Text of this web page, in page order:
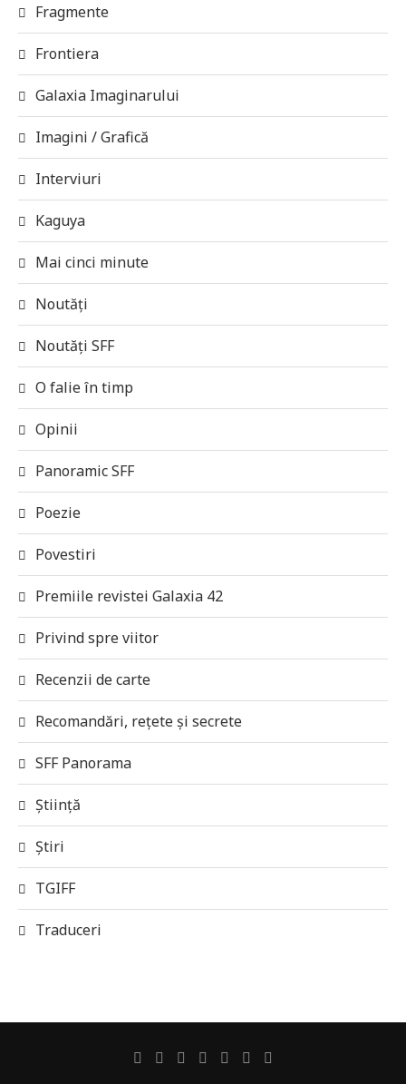
Fragmente
Frontiera
Galaxia Imaginarului
Imagini / Grafică
Interviuri
Kaguya
Mai cinci minute
Noutăți
Noutăți SFF
O falie în timp
Opinii
Panoramic SFF
Poezie
Povestiri
Premiile revistei Galaxia 42
Privind spre viitor
Recenzii de carte
Recomandări, rețete și secrete
SFF Panorama
Știință
Știri
TGIFF
Traduceri